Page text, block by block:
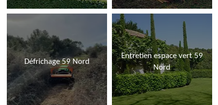
Défrichage 59 Nord
Entretien espace vert 59
Nord